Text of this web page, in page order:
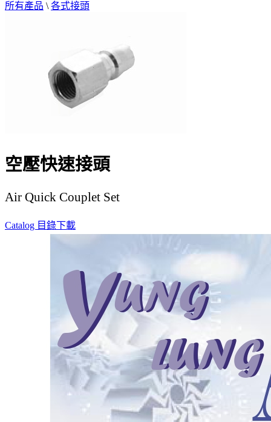
所有產品 \ 各式接頭
空壓快速接頭
Air Quick Couplet Set
Catalog 目錄下載